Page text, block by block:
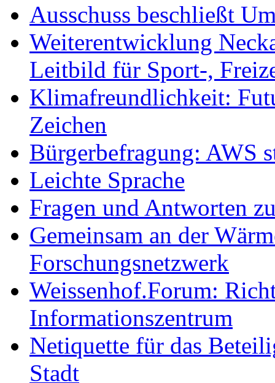
Ausschuss beschließt
Weiterentwicklung
Leitbild für Sport-,
Klimafreundlichkeit:
Zeichen
Bürgerbefragung: AWS
Leichte Sprache
Fragen und Antworten
Gemeinsam an der
Forschungsnetzwerk
Weissenhof.Forum:
Informationszentrum
Netiquette für das
Stadt